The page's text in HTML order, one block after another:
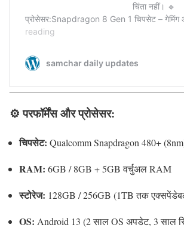
⚙️परफॉर्मेंस और प्रोसेसर:
चिपसेट: Qualcomm Snapdragon 480+
RAM: 6GB / 8GB + 5GB वर्चुअल RAM
स्टोरेज: 128GB / 256GB (1TB तक
OS: Android 13 (2 साल OS अपडेट, 3 साल